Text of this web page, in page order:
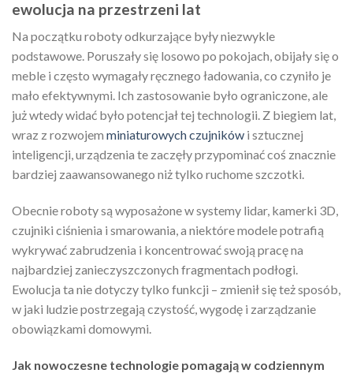
ewolucja na przestrzeni lat
Na początku roboty odkurzające były niezwykle
podstawowe. Poruszały się losowo po pokojach, obijały się o
meble i często wymagały ręcznego ładowania, co czyniło je
mało efektywnymi. Ich zastosowanie było ograniczone, ale
już wtedy widać było potencjał tej technologii. Z biegiem lat,
wraz z rozwojem miniaturowych czujników i sztucznej
inteligencji, urządzenia te zaczęły przypominać coś znacznie
bardziej zaawansowanego niż tylko ruchome szczotki.
Obecnie roboty są wyposażone w systemy lidar, kamerki 3D,
czujniki ciśnienia i smarowania, a niektóre modele potrafią
wykrywać zabrudzenia i koncentrować swoją pracę na
najbardziej zanieczyszczonych fragmentach podłogi.
Ewolucja ta nie dotyczy tylko funkcji – zmienił się też sposób,
w jaki ludzie postrzegają czystość, wygodę i zarządzanie
obowiązkami domowymi.
Jak nowoczesne technologie pomagają w codziennym